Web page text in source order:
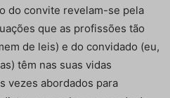
do convite revelam-se pela
que as profissões tão
de leis) e do convidado (eu,
têm nas suas vidas
vezes abordados para